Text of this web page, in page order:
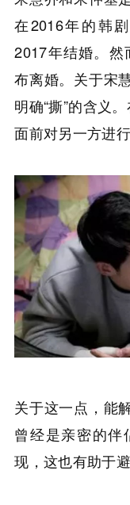
在2016年的韩
2017年结婚。然
布离婚。关于宋
明确“撕”的含义
面前对另一方进
关于这一点，能
曾经是亲密的伴
现，这也有助于